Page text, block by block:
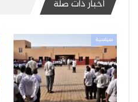
أخبار ذات صلة
سياسية